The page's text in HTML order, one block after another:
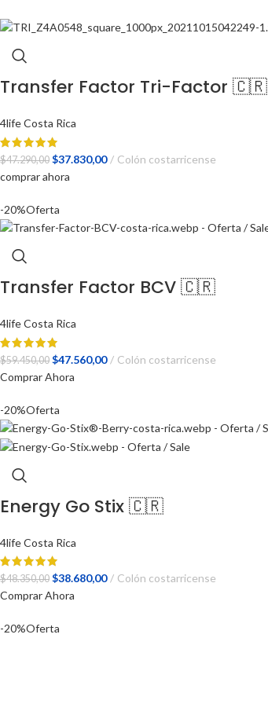
Transfer Factor Tri-Factor 🇨🇷
4life Costa Rica
$47.290,00 El
precio
era:
$47.290,00.
$37.830,00El
$37.830,00.
Colón costarricense
comprar ahora
-20%Oferta
Transfer Factor BCV 🇨🇷
4life Costa Rica
$59.450,00 El
precio
era:
$59.450,00.
$47.560,00El
$47.560,00.
Colón costarricense
Comprar Ahora
-20%Oferta
Energy Go Stix 🇨🇷
4life Costa Rica
$48.350,00 El
precio
era:
$38.680,00El Colón costarricense
Comprar Ahora
-20%Oferta